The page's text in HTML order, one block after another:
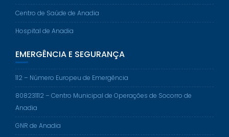
Centro de Saúde de Anadia
Hospital de Anadia
EMERGÊNCIA E SEGURANÇA
112 – Número Europeu de Emergência
808231112 – Centro Municipal de Operações de Socorro de
Anadia
GNR de Anadia